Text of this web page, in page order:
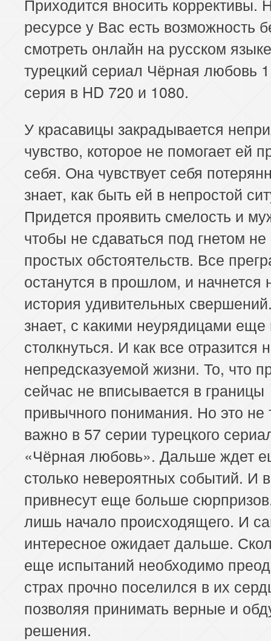
ресурсе у Вас есть возможность
смотреть онлайн на русском языке
турецкий сериал Чёрная любовь
серия в HD 720 и 1080.
У красавицы закрадывается
чувство, которое не помогает ей
себя. Она чувствует себя
знает, как быть ей в непростой
Придется проявить смелость и
чтобы не сдаваться под гнетом
простых обстоятельств. Все
останутся в прошлом, и начнется
история удивительных
знает, с какими неурядицами еще
столкнуться. И как все отразится
непредсказуемой жизни. То, что
сейчас не вписывается в границы
привычного понимания. Но это не
важно в 57 серии турецкого
«Чёрная любовь». Дальше ждет
столько невероятных событий. И
привнесут еще больше
лишь начало происходящего. И
интересное ожидает дальше.
еще испытаний необходимо
страх прочно поселился в их
позволяя принимать верные и
решения.